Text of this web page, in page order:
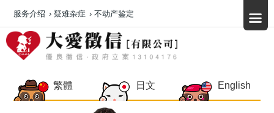
繁體 日文 English
服务介绍 › 疑难杂症 › 不动产鉴定